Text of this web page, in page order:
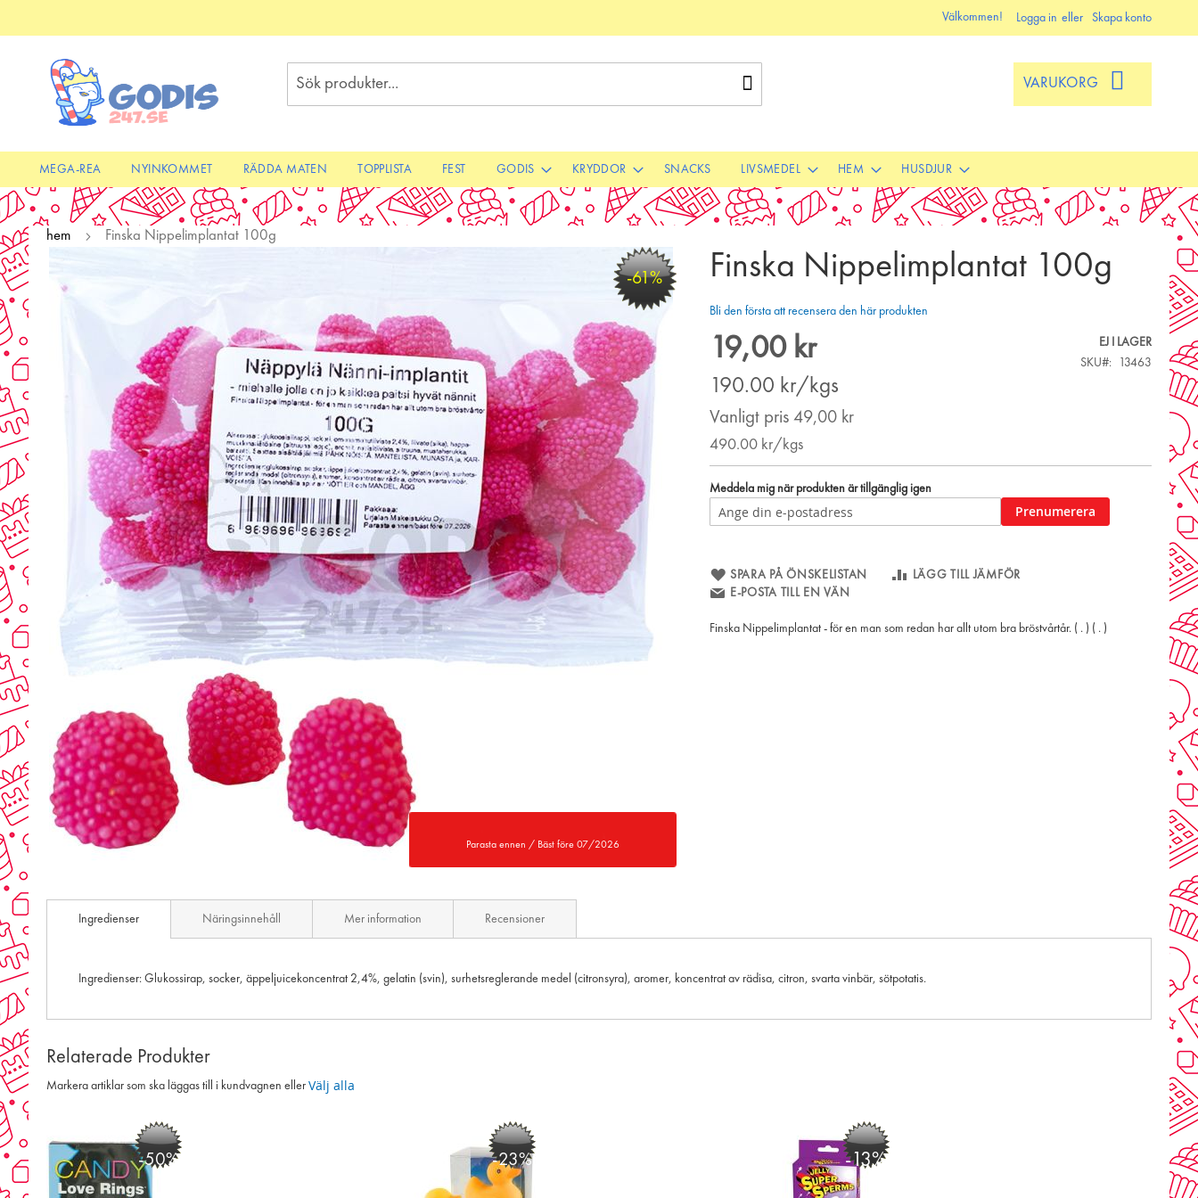
to
Välkommen! Logga in Skapa konto
VARUKORG
MEGA-REA NYINKOMMET RÄDDA MATEN TOPPLISTA FEST GODIS KRYDDOR SNACKS LIVSMEDEL HEM HUSDJUR
hem Finska Nippelimplantat 100g
-61%
Parasta ennen / Bäst före 07/2026
to
Finska Nippelimplantat 100g
Bli den första att recensera den här produkten
Special
19,00 kr
190.00 kr/kgs
Vanligt pris 49,00 kr
490.00 kr/kgs
EJ I LAGER
SKU
13463
Meddela mig när produkten är tillgänglig igen
Prenumerera
SPARA PÅ ÖNSKELISTAN
LÄGG TILL JÄMFÖR
E-POSTA TILL EN VÄN
Finska Nippelimplantat - för en man som redan har allt utom bra bröstvårtår. ( . ) ( . )
Ingredienser
Ingredienser: Glukossirap, socker, äppeljuicekoncentrat 2,4%, gelatin (svin), surhetsreglerande medel (citronsyra), aromer, koncentrat av rädisa, citron, svarta vinbär, sötpotatis.
Näringsinnehåll Mer information Recensioner
Relaterade Produkter
Markera artiklar som ska läggas till i kundvagnen eller Välj alla
-50% -23% -13%